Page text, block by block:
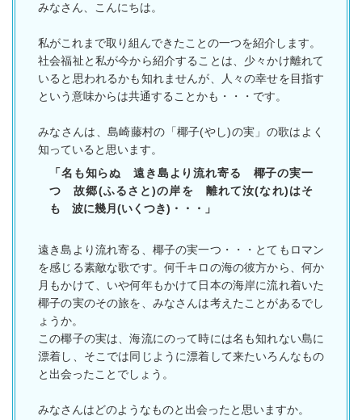
みなさん、こんにちは。
私がこれまで取り組んできたことの一つを紹介します。
社会福祉と私が今から紹介することは、少々かけ離れて
いると思われるかも知れませんが、人々の幸せを目指す
という意味からは共通することかも・・・です。
みなさんは、島崎藤村の「椰子(やし)の実」の歌はよく
知っていると思います。
「名も知らぬ 遠き島より流れ寄る 椰子の実一
つ 故郷(ふるさと)の岸を 離れて汝(なれ)はそ
も 波に幾月(いくつき)・・・」
遠き島より流れ寄る、椰子の実一つ・・・とてもロマン
を感じる素敵な歌です。何千キロの海の彼方から、何か
月もかけて、いや何年もかけて日本の海岸に流れ着いた
椰子の実のその旅を、みなさんは考えたことがあるでし
ょうか。
この椰子の実は、海流にのって時には名も知れない島に
漂着し、そこでは同じように漂着して来たいろんなもの
と出会ったことでしょう。
みなさんはどのようなものと出会ったと思いますか。